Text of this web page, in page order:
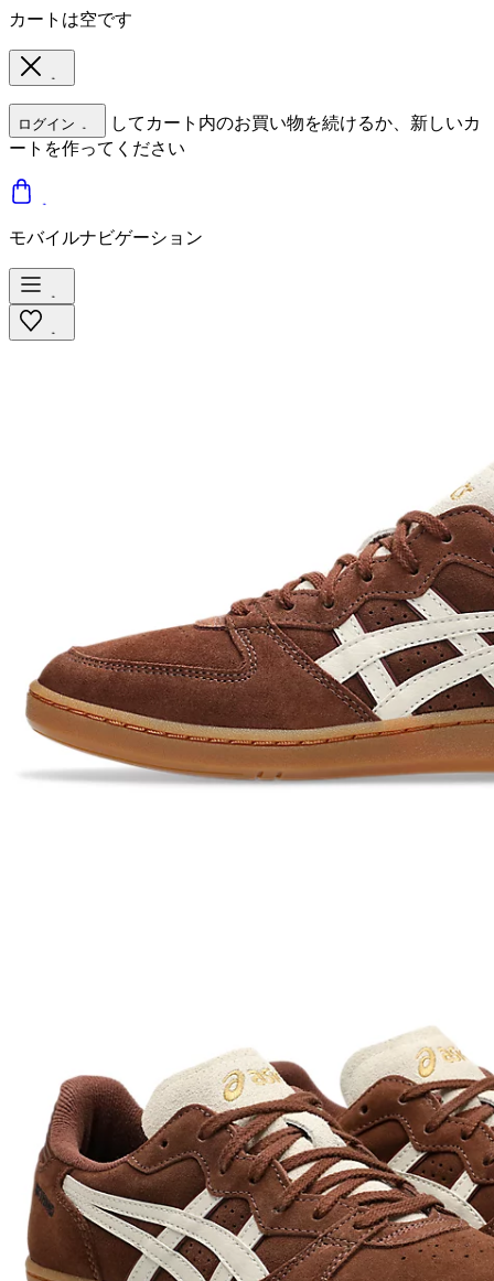
カートは空です
ログイン
してカート内のお買い物を続けるか、新しいカ
ートを作ってください
モバイルナビゲーション